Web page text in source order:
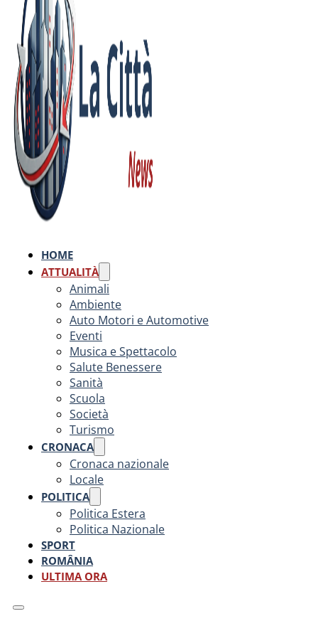
HOME
ATTUALITÀ
Animali
Ambiente
Auto Motori e Automotive
Eventi
Musica e Spettacolo
Salute Benessere
Sanità
Scuola
Società
Turismo
CRONACA
Cronaca nazionale
Locale
POLITICA
Politica Estera
Politica Nazionale
SPORT
ROMÂNIA
ULTIMA ORA